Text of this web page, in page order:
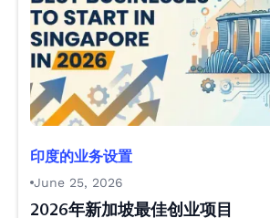
印度的业务设置
June 25, 2026
2026年新加坡最佳创业项目